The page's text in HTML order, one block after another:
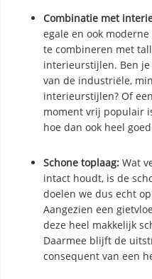
Combinatie met
egale en ook
te combineren met
interieurstijlen. Ben
van de industriële,
interieurstijlen? Of
moment vrij populair
hoe dan ook heel
Schone toplaag: Wat
intact houdt, is de
doelen we dus echt
Aangezien een
deze heel makkelijk
Daarmee blijft de
consequent van een